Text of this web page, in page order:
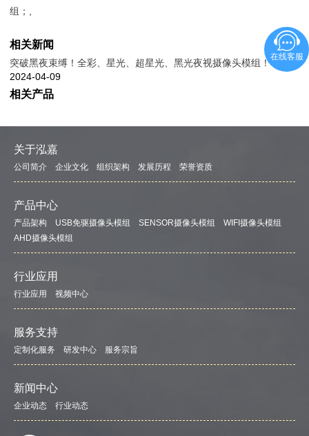
组；
相关新闻
突破黑夜束缚！全彩、星光、超星光、黑光夜视摄像头模组！
2024-04-09
相关产品
关于泓嘉
公司简介 企业文化 组织架构 发展历程 荣誉资质
产品中心
产品架构 USB免驱摄像头模组 SENSOR摄像头模组
WIFI摄像头模组
AHD摄像头模组
行业应用
行业应用 视频中心
服务支持
定制化服务 研发中心 服务宗旨
新闻中心
企业动态 行业动态
在线客服